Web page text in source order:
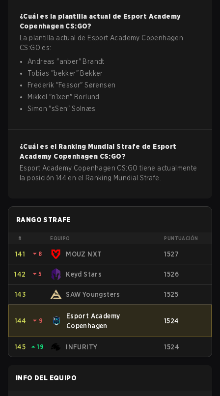
¿Cuál es la plantilla actual de Esport Academy
Copenhagen CS:GO?
La plantilla actual de Esport Academy Copenhagen
CS:GO es:
Andreas "anber" Brandt
Tobias "bekker" Bekker
Frederik "Fessor"Sørensen
Mikkel "n1xen" Borlund
Simon "sSen"Solnæs
¿Cuál es el Ranking Mundial Strafe de Esport
Academy Copenhagen CS:GO?
Esport Academy Copenhagen CS:GO tiene actualmente
la posición 144 en el Ranking Mundial Strafe.
RANGO STRAFE
# EQUIPO PUNTUACIÓN
141 ⏷ 8 MOUZ NXT 1527
142 ⏷ 5 Keyd Stars 1526
143 SAW Youngsters 1525
144 ⏷ 9
Esport Academy
Copenhagen
1524
145 ⏶ 19 INFURITY 1524
INFO DEL EQUIPO